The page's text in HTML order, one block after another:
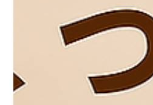
matsudakazuya
2025年8月28日
読了時間: 2分